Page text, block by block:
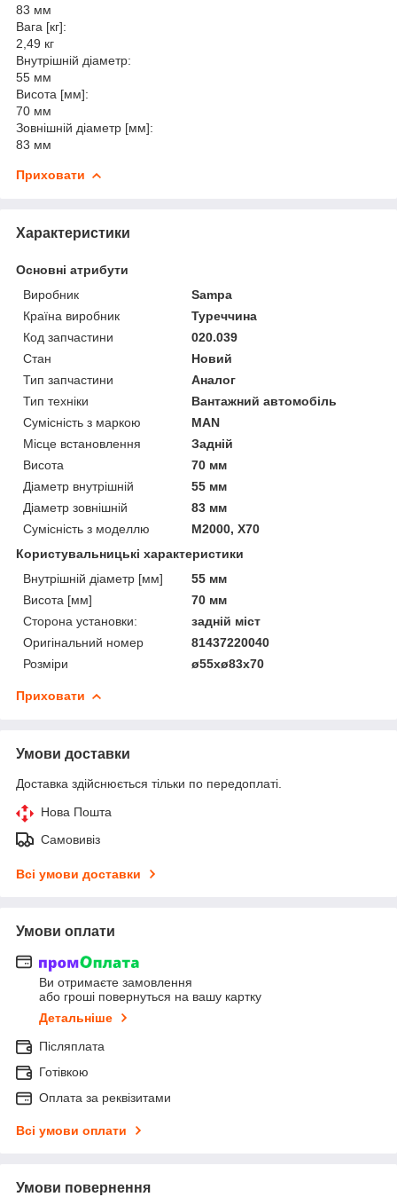
83 мм
Вага [кг]:
2,49 кг
Внутрішній діаметр:
55 мм
Висота [мм]:
70 мм
Зовнішній діаметр [мм]:
83 мм
Приховати
Характеристики
Основні атрибути
Виробник
Sampa
Країна виробник
Туреччина
Код запчастини
020.039
Стан
Новий
Тип запчастини
Аналог
Тип техніки
Вантажний автомобіль
Сумісність з маркою
MAN
Місце встановлення
Задній
Висота
70 мм
Діаметр внутрішній
55 мм
Діаметр зовнішній
83 мм
Сумісність з моделлю
M2000, X70
Користувальницькі характеристики
Внутрішній діаметр [мм]
55 мм
Висота [мм]
70 мм
Сторона установки:
задній міст
Оригінальний номер
81437220040
Розміри
ø55xø83x70
Приховати
Умови доставки
Доставка здійснюється тільки по передоплаті.
Нова Пошта
Самовивіз
Всі умови доставки
Умови оплати
Ви отримаєте замовлення
або гроші повернуться на вашу картку
Детальніше
Післяплата
Готівкою
Оплата за реквізитами
Всі умови оплати
Умови повернення